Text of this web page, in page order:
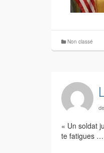
Non classé
de
« Un soldat
te fatigues …